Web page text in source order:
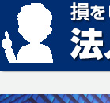
損